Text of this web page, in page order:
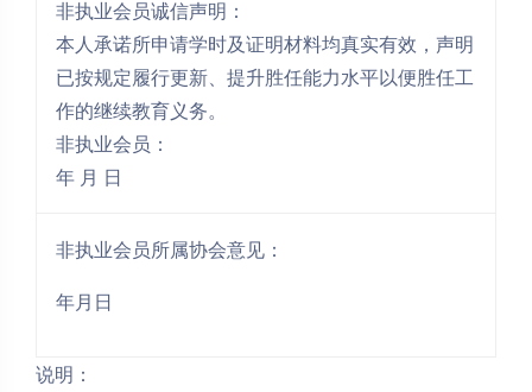
非执业会员诚信声明：
本人承诺所申请学时及证明材料均真实有效，声明
已按规定履行更新、提升胜任能力水平以便胜任工
作的继续教育义务。
非执业会员：
年 月 日
非执业会员所属协会意见：
年月日
说明：